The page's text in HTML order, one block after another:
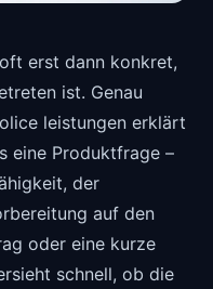
erst dann konkret,
ist. Genau
leistungen erklärt
eine Produktfrage –
der
auf den
oder eine kurze
schnell, ob die